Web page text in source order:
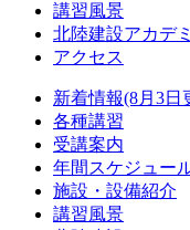
講習風景
北陸建設アカデ
アクセス
新着情報(8月3日
各種講習
受講案内
年間スケジュー
施設・設備紹介
講習風景